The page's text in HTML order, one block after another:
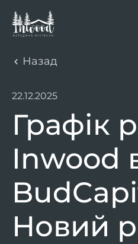
Назад
22.12.2025
Графік
Inwood
Новий